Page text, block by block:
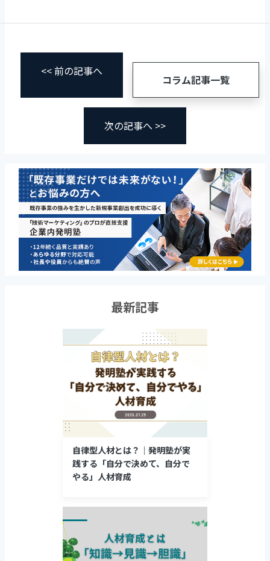
<< 前の記事へ
コラム記事一覧
次の記事へ >>
最新記事
自律型人材とは？｜発明塾が実
践する「自分で決めて、自分で
やる」人材育成